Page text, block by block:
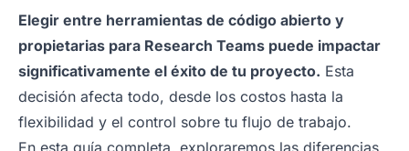
Elegir entre herramientas de código abierto y
propietarias para Research Teams puede impactar
significativamente el éxito de tu proyecto. Esta
decisión afecta todo, desde los costos hasta la
flexibilidad y el control sobre tu flujo de trabajo.